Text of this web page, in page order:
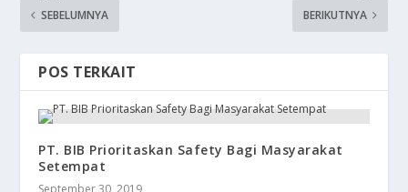
SEBELUMNYA
BERIKUTNYA
POS TERKAIT
PT. BIB Prioritaskan Safety Bagi Masyarakat
Setempat
September 30, 2019